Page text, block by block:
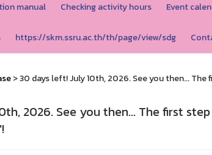
manual Checking activity hours Event
https://skm.ssru.ac.th/th/page/view/sdg
> 30 days left! July 10th, 2026. See you then...
2026. See you then... The first